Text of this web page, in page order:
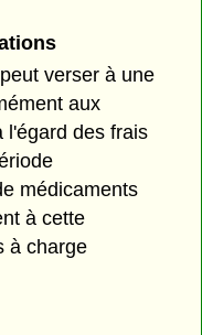
verser à une
aux
l'égard des frais
médicaments
à cette
à charge